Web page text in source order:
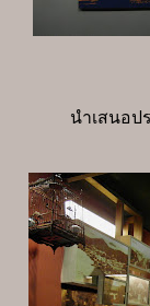
นำเสนอประ